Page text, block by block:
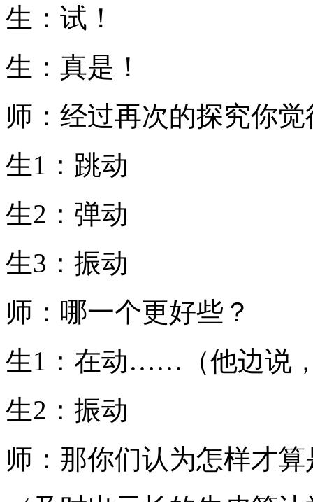
生：试！
生：真是！
师：经过再次的探究你
生1：跳动
生2：弹动
生3：振动
师：哪一个更好些？
生1：在动……（他边说
生2：振动
师：那你们认为怎样才